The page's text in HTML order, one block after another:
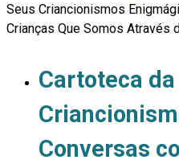
Seus Criancionismos
Crianças Que Somos Através
Cartoteca
Conversas